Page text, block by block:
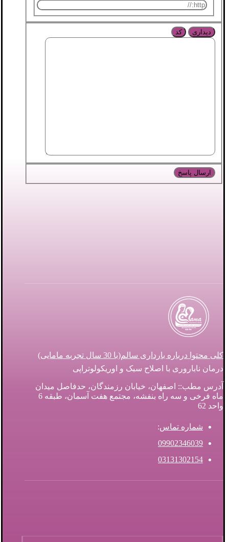
دیداری کد
کلی محتوا درباره بارداری سالم(با 30 سال تجربه مامایی)
درمان ناباروری با اصلاح سبک و اوریکولوتراپی
آدرس مطب:: اصفهان، خیابان رزمندگان، حدفاصل میدان
ماه فرخی و سه راه بنفشه، مجتمع هفت آسمان، طبقه 6
واحد 62
شماره تماس:
09902346039
03131302154